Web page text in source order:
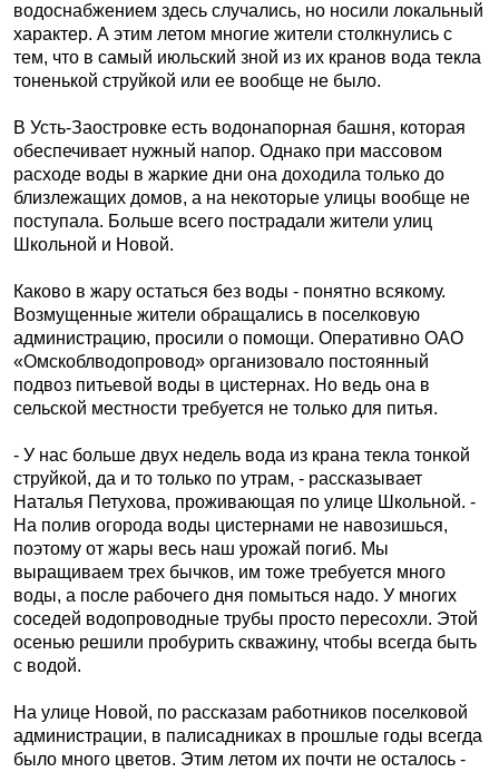
водоснабжением здесь случались, но носили локальный
характер. А этим летом многие жители столкнулись с
тем, что в самый июльский зной из их кранов вода текла
тоненькой струйкой или ее вообще не было.
В Усть-Заостровке есть водонапорная башня, которая
обеспечивает нужный напор. Однако при массовом
расходе воды в жаркие дни она доходила только до
близлежащих домов, а на некоторые улицы вообще не
поступала. Больше всего пострадали жители улиц
Школьной и Новой.
Каково в жару остаться без воды - понятно всякому.
Возмущенные жители обращались в поселковую
администрацию, просили о помощи. Оперативно ОАО
«Омскоблводопровод» организовало постоянный
подвоз питьевой воды в цистернах. Но ведь она в
сельской местности требуется не только для питья.
- У нас больше двух недель вода из крана текла тонкой
струйкой, да и то только по утрам, - рассказывает
Наталья Петухова, проживающая по улице Школьной. -
На полив огорода воды цистернами не навозишься,
поэтому от жары весь наш урожай погиб. Мы
выращиваем трех бычков, им тоже требуется много
воды, а после рабочего дня помыться надо. У многих
соседей водопроводные трубы просто пересохли. Этой
осенью решили пробурить скважину, чтобы всегда быть
с водой.
На улице Новой, по рассказам работников поселковой
администрации, в палисадниках в прошлые годы всегда
было много цветов. Этим летом их почти не осталось -